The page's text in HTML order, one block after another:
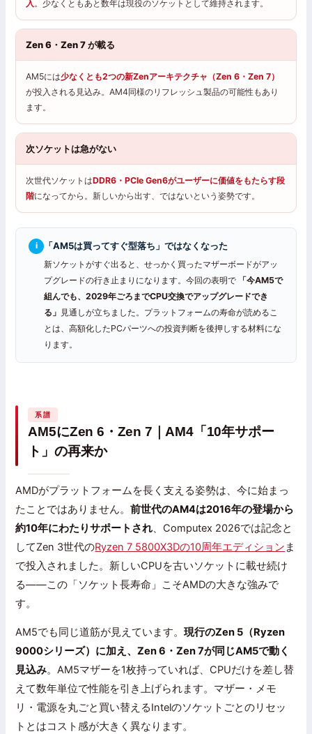
入。少なくともあと数年は現役のソケットとして維持されます。
Zen 6・Zen 7 が載る
AM5には少なくとも2つの新Zenアーキテクチャ（Zen 6・Zen 7）
が投入される見込み。AM4同様のリフレッシュ製品の可能性もあり
ます。
次ソケットは急がない
次世代ソケットはDDR6・PCIe Gen6がユーザーに価値をもたらす段
階になってから。新しいから出す、ではないという姿勢です。
i 「AM5は買ってすぐ型落ち」ではなくなった
新ソケットがすぐ出ると、せっかく買ったマザーボードがアッ
プグレードの行き止まりになります。今回の表明で
「今AM5で
組んでも、2029年ごろまでCPU交換でアップグレードでき
る」 見通しが立ちました。プラットフォームの寿命が読めるこ
とは、高額化したPCパーツへの投資判断を後押しする材料にな
ります。
系譜
AM5にZen 6・Zen 7｜AM4「10年サポー
ト」の再来か
AMDがプラットフォームを長く支える姿勢は、今に始まっ
たことではありません。前世代のAM4は2016年の登場から
約10年にわたりサポートされ、Computex 2026では記念と
してZen 3世代のRyzen 7 5800X3Dの10周年エディション ま
で投入されました。新しいCPUを古いソケットに載せ続け
る——この「ソケット長寿命」こそAMDの大きな強みで
す。
AM5でも同じ道筋が見えています。現行のZen 5（Ryzen
9000シリーズ）に加え、Zen 6・Zen 7が同じAM5で動く
見込み。AM5マザーを1枚持っていれば、CPUだけを差し替
えて数年単位で性能を引き上げられます。マザー・メモ
リ・電源を丸ごと買い替えるIntelのソケットごとのリセッ
トとはコスト感が大きく異なります。